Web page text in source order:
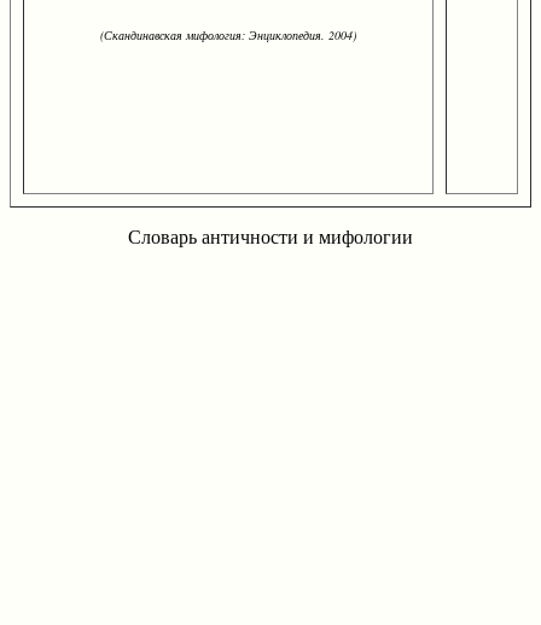
(Скандинавская мифология: Энциклопедия. 2004)
Словарь античности и мифологии